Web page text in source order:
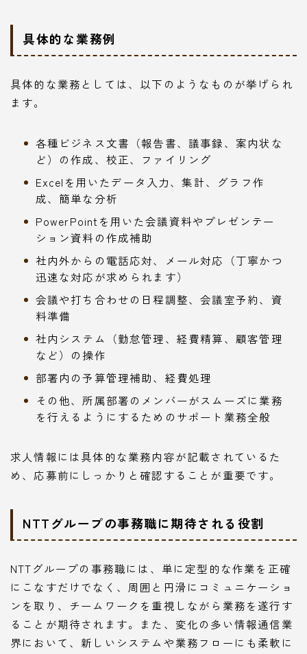
具体的な業務例
具体的な業務としては、以下のようなものが挙げられ
ます。
各種ビジネス文書（報告書、議事録、案内状な
ど）の作成、校正、ファイリング
Excelを用いたデータ入力、集計、グラフ作
成、簡単な分析
PowerPointを用いた会議資料やプレゼンテー
ション資料の作成補助
社内外からの電話応対、メール対応（丁寧かつ
迅速な対応が求められます）
会議や打ち合わせの日程調整、会議室予約、資
料準備
社内システム（勤怠管理、経費精算、顧客管理
など）の操作
部署内の予算管理補助、経費処理
その他、所属部署のメンバーがスムーズに業務
を行えるようにするためのサポート業務全般
求人情報には具体的な業務内容が記載されているた
め、応募前にしっかりと確認することが重要です。
NTTグループの事務職に期待される役割
NTTグループの事務職には、単に定型的な作業を正確
にこなすだけでなく、周囲と円滑にコミュニケーショ
ンを取り、チームワークを重視しながら業務を遂行す
ることが期待されます。また、変化の多い情報通信業
界において、新しいシステムや業務フローにも柔軟に